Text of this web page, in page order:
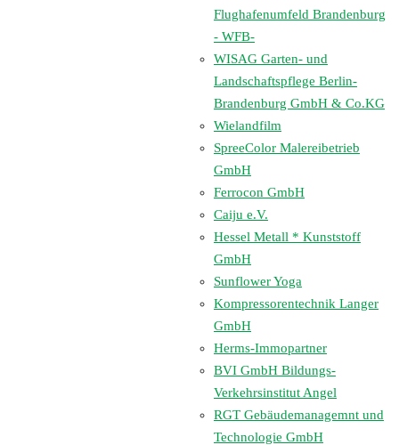
Flughafenumfeld Brandenburg
- WFB-
WISAG Garten- und
Landschaftspflege Berlin-
Brandenburg GmbH & Co.KG
Wielandfilm
SpreeColor Malereibetrieb
GmbH
Ferrocon GmbH
Caiju e.V.
Hessel Metall * Kunststoff
GmbH
Sunflower Yoga
Kompressorentechnik Langer
GmbH
Herms-Immopartner
BVI GmbH Bildungs-
Verkehrsinstitut Angel
RGT Gebäudemanagemnt und
Technologie GmbH